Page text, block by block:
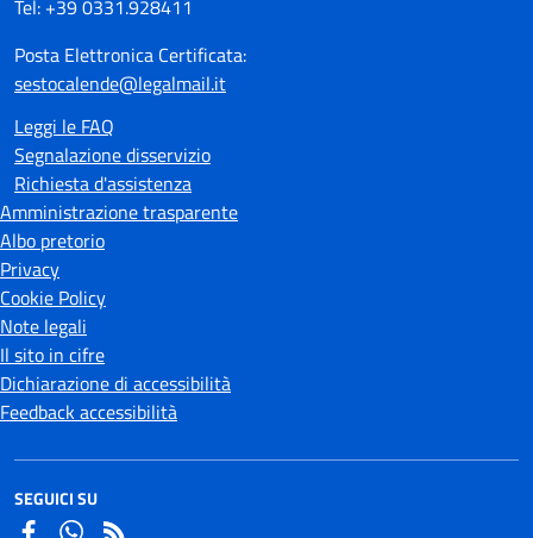
Tel: +39 0331.928411
Posta Elettronica Certificata:
sestocalende@legalmail.it
Leggi le FAQ
Segnalazione disservizio
Richiesta d'assistenza
Amministrazione trasparente
Albo pretorio
Privacy
Cookie Policy
Note legali
Il sito in cifre
Dichiarazione di accessibilità
Feedback accessibilità
SEGUICI SU
FacebookWhatsapp